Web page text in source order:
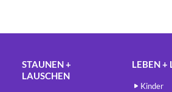
STAUNEN +
LAUSCHEN
LEBEN +
Kinder